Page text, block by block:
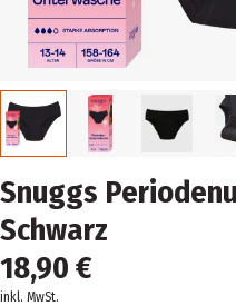
Snuggs
Schwarz
18,90 €
inkl. MwSt.